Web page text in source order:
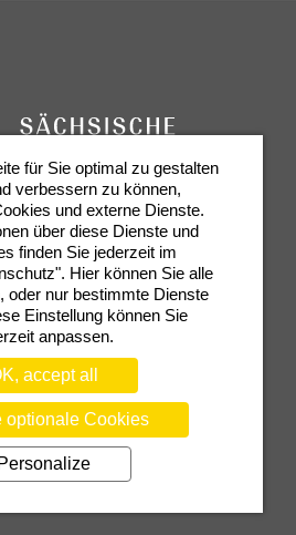
Newsletter
Contact
Shop Semperoper
POLICY
COOKIE SETTINGS
für Sie optimal zu gestalten
verbessern zu können,
und externe Dienste.
über diese Dienste und
finden Sie jederzeit im
Hier können Sie alle
oder nur bestimmte Dienste
Einstellung können Sie
anpassen.
accept all
optionale Cookies
Personalize